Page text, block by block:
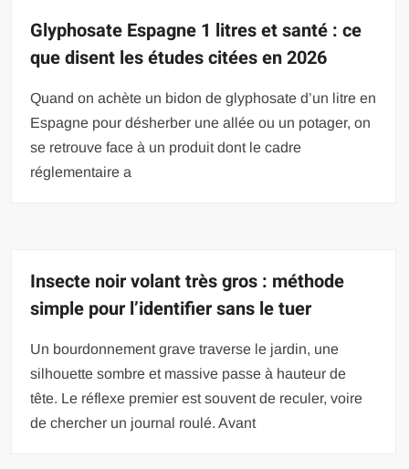
Glyphosate Espagne 1 litres et santé : ce
que disent les études citées en 2026
Quand on achète un bidon de glyphosate d’un litre en
Espagne pour désherber une allée ou un potager, on
se retrouve face à un produit dont le cadre
réglementaire a
Insecte noir volant très gros : méthode
simple pour l’identifier sans le tuer
Un bourdonnement grave traverse le jardin, une
silhouette sombre et massive passe à hauteur de
tête. Le réflexe premier est souvent de reculer, voire
de chercher un journal roulé. Avant